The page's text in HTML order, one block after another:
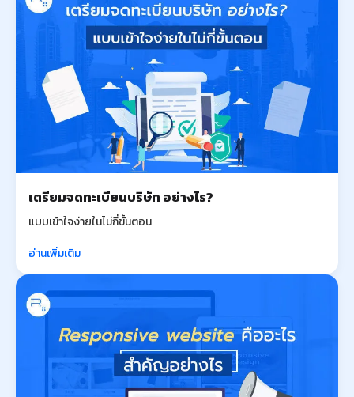
เตรียมจดทะเบียนบริษัท อย่างไร?
แบบเข้าใจง่ายในไม่กี่ขั้นตอน
อ่านเพิ่มเติม